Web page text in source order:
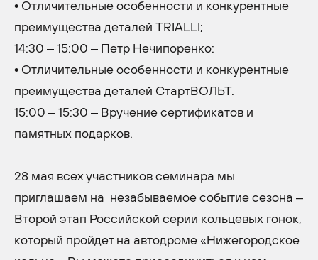
• Отличительные особенности и конкурентные
преимущества деталей TRIALLI;
14:30 – 15:00 – Петр Нечипоренко:
• Отличительные особенности и конкурентные
преимущества деталей СтартВОЛЬТ.
15:00 – 15:30 – Вручение сертификатов и
памятных подарков.
28 мая всех участников семинара мы
приглашаем на незабываемое событие сезона –
Второй этап Российской серии кольцевых гонок,
который пройдет на автодроме «Нижегородское